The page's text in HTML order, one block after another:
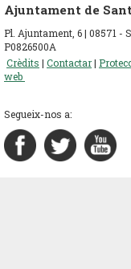
Ajuntament de
Pl. Ajuntament, 6 | 08571 -
P0826500A
Crèdits | Contactar|
web
Segueix-nos a: